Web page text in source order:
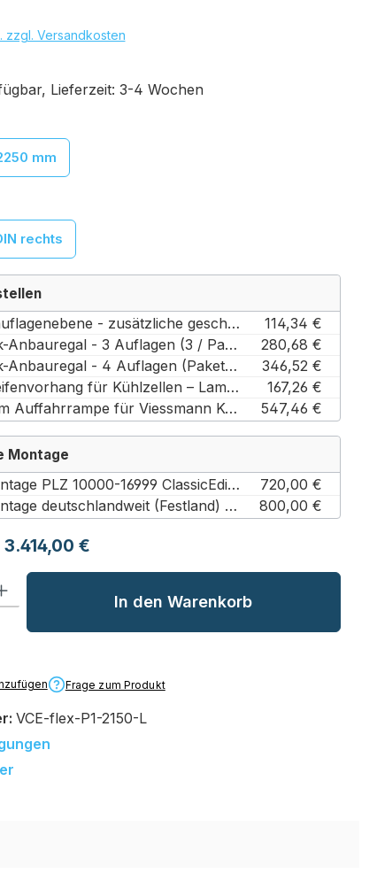
zzgl. Versandkosten
Lieferzeit: 3-4 Wochen
mm
rechts
4. Regalauflagenebene - zusätzliche geschlossene Bodenauflage Almo Norm 20 (Tiefkühlung (TK) / Paket 1)
114,34 €
Über-Eck-Anbauregal - 3 Auflagen (3 / Paket 1 und 2)
280,68 €
Über-Eck-Anbauregal - 4 Auflagen (Paket 1 und 2 / 4)
346,52 €
PVC-Streifenvorhang für Kühlzellen – Lamellenvorhang Energiesparer (615 mm / 1945 mm)
167,26 €
Aluminium Auffahrrampe für Viessmann Kühlzellen bis 800 mm Türbreite (131 mm)
547,46 €
Montage
Profi-Montage PLZ 10000-16999 ClassicEdition flexible Paket 1-4 (10000-16999 / Classic Edition flexible 1-4)
720,00 €
Profi-Montage deutschlandweit (Festland) ClassicEdition flexible Paket 1-4 (Classic Edition flexible 1-4 / Bundesweit (Festland))
800,00 €
3.414,00 €
den gewünschten Wert ein oder benutze die Schaltflächen
In den Warenkorb
Frage zum Produkt
VCE-flex-P1-2150-L